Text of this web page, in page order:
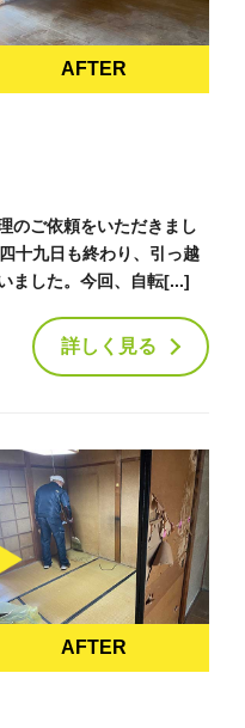
AFTER
のご依頼をいただきまし
十九日も終わり、引っ越
ました。今回、自転[...]
詳しく見る
AFTER